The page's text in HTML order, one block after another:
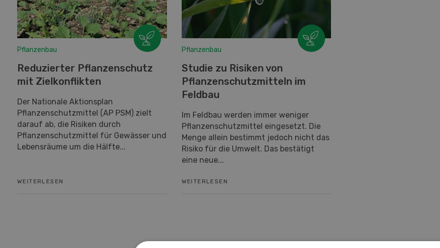
Pflanzenbau
Reduzierter Pflanzenschutz
mit Zielkonflikten
Der Nationale Aktionsplan
Pflanzenschutzmittel (AP PSM) zielt
darauf ab, die Risiken durch
Pflanzenschutzmittel für Gewässer und
Lebensräume um die Hälfte...
WEITERLESEN
Pflanzenbau
Studie zu Risiken von
Pflanzenschutzmitteln im
Feldbau
Im Feldbau werden immer weniger
Pflanzenschutzmittel eingesetzt. Die
Menge allein bestimmt jedoch nicht das
Risiko für die Umwelt. Das bestätigt
eine neue...
WEITERLESEN